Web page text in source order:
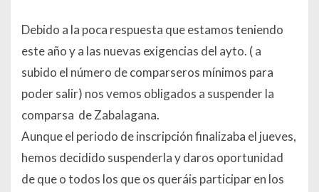
Debido a la poca respuesta que estamos teniendo
este año y a las nuevas exigencias del ayto. ( a
subido el número de comparseros mínimos para
poder salir) nos vemos obligados a suspender la
comparsa de Zabalagana.
Aunque el periodo de inscripción finalizaba el jueves,
hemos decidido suspenderla y daros oportunidad
de que o todos los que os queráis participar en los